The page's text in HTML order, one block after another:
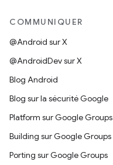
COMMUNIQUER
@Android sur X
@AndroidDev sur X
Blog Android
Blog sur la sécurité Google
Platform sur Google Groups
Building sur Google Groups
Porting sur Google Groups